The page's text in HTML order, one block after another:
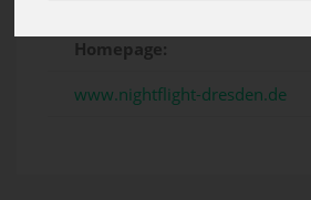
Homepage:
www.nightflight-dresden.de